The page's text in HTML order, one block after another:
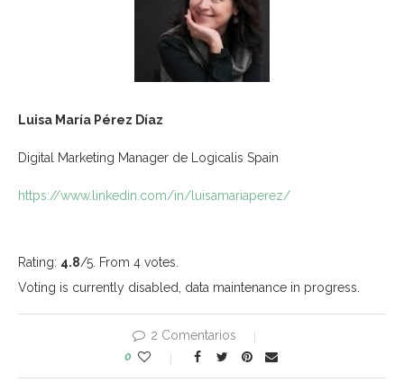
Luisa María Pérez Díaz
Digital Marketing Manager de Logicalis Spain
https://www.linkedin.com/in/luisamariaperez/
Rating: 4.8/5. From 4 votes.
Voting is currently disabled, data maintenance in progress.
2 Comentarios
0